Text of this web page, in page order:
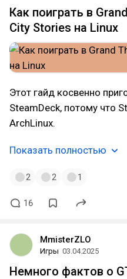
Как поиграть в
City Stories на Linux
Этот гайд косвенно
SteamDeck, потому что
ArchLinux.
Показать полностью
2 2 1
16
MmisterZLO
Игры 03.04.2025
Немного фактов о